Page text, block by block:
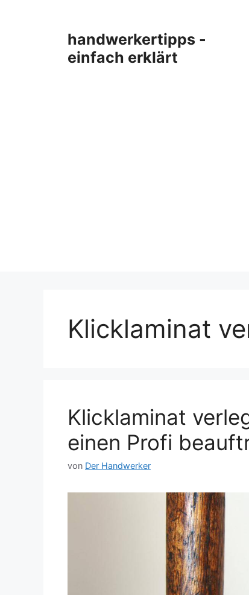
handwerkertipps -
einfach erklärt
Klicklaminat
Klicklaminat
einen Profi
von Der Handwerker